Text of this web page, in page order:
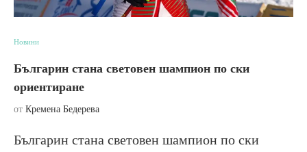
Новини
Българин стана световен шампион по ски
ориентиране
от Кремена Бедерева
Българин стана световен шампион по ски